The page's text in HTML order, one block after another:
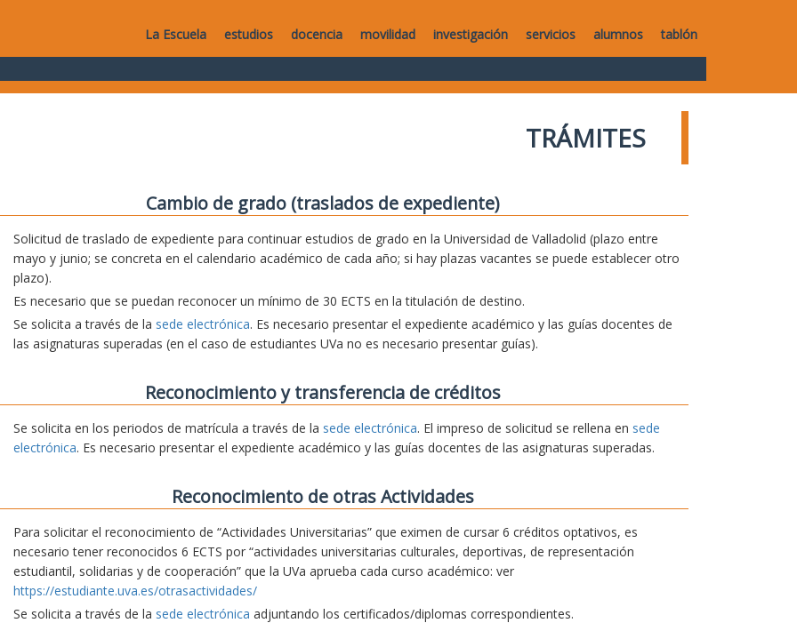
La Escuela estudios docencia movilidad investigación servicios alumnos tablón
TRÁMITES
Cambio de grado (traslados de expediente)
Solicitud de traslado de expediente para continuar estudios de grado en la Universidad de Valladolid (plazo entre
mayo y junio; se concreta en el calendario académico de cada año; si hay plazas vacantes se puede establecer otro
plazo).
Es necesario que se puedan reconocer un mínimo de 30 ECTS en la titulación de destino.
Se solicita a través de la sede electrónica. Es necesario presentar el expediente académico y las guías docentes de
las asignaturas superadas (en el caso de estudiantes UVa no es necesario presentar guías).
Reconocimiento y transferencia de créditos
Se solicita en los periodos de matrícula a través de la sede electrónica. El impreso de solicitud se rellena en sede
electrónica. Es necesario presentar el expediente académico y las guías docentes de las asignaturas superadas.
Reconocimiento de otras Actividades
Para solicitar el reconocimiento de “Actividades Universitarias” que eximen de cursar 6 créditos optativos, es
necesario tener reconocidos 6 ECTS por “actividades universitarias culturales, deportivas, de representación
estudiantil, solidarias y de cooperación” que la UVa aprueba cada curso académico: ver
https://estudiante.uva.es/otrasactividades/
Se solicita a través de la sede electrónica adjuntando los certificados/diplomas correspondientes.